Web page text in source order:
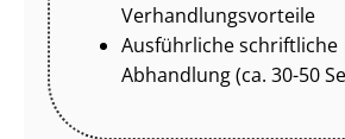
Ver­hand­lungs­vor­tei­le
Ausführliche schriftliche
Abhandlung (ca. 30-50